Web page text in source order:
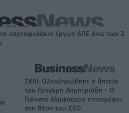
χαρτοφυλάκιο έργων ΑΠΕ άνω των 2
ΣΚΑΪ: Ολοκληρώθηκε η θητεία
του Γρηγόρη Δημητριάδη - Ο
Γιάννης Αλαφούζος επιστρέφει
στη θέση του CEO